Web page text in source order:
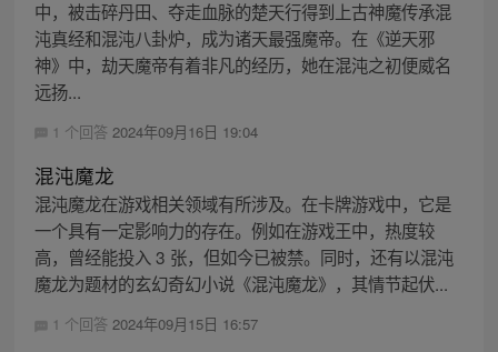
中，被击碎丹田、夺走血脉的楚天行得到上古神魔传承混
沌真经和混沌八卦炉，成为诸天最强魔帝。在《逆天邪
神》中，劫天魔帝有着非凡的经历，她在混沌之初便威名
远扬...
1 个回答 2024年09月16日 19:04
混沌魔龙
混沌魔龙在游戏相关领域有所涉及。在卡牌游戏中，它是
一个具有一定影响力的存在。例如在游戏王中，热度较
高，曾经能投入 3 张，但如今已被禁。同时，还有以混沌
魔龙为题材的玄幻奇幻小说《混沌魔龙》，其情节起伏...
1 个回答 2024年09月15日 16:57